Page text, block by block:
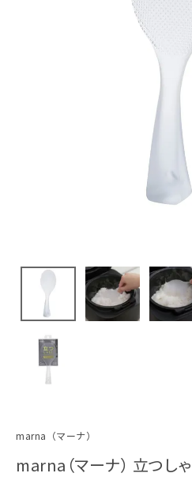
marna（マーナ）
marna（マーナ） 立つし